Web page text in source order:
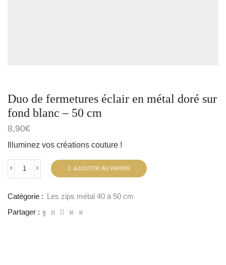
Duo de fermetures éclair en métal doré sur
fond blanc – 50 cm
8,90€
Illuminez vos créations couture !
AJOUTER AU PANIER
Catégorie :
Les zips métal 40 à 50 cm
Partager :